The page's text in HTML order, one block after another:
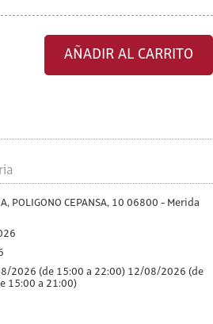
AÑADIR AL CARRITO
POLIGONO CEPANSA, 10 06800 - Merida
2026 (de 15:00 a 22:00) 12/08/2026 (de
15:00 a 21:00)